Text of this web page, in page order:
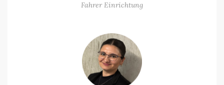
Fahrer Einrichtung